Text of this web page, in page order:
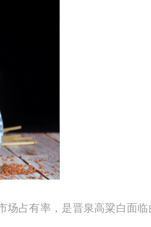
场占有率，是晋泉高粱白面临